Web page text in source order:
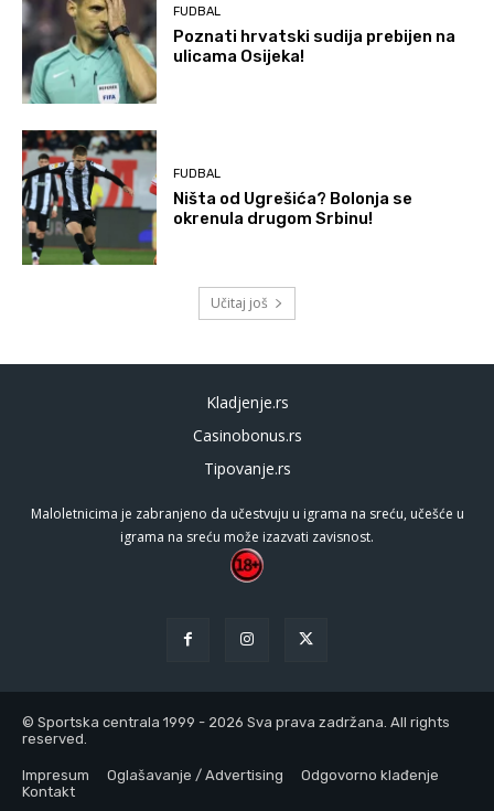
FUDBAL
Poznati hrvatski sudija prebijen na
ulicama Osijeka!
FUDBAL
Ništa od Ugrešića? Bolonja se
okrenula drugom Srbinu!
Učitaj još
Kladjenje.rs
Casinobonus.rs
Tipovanje.rs
Maloletnicima je zabranjeno da učestvuju u igrama na sreću, učešće u
igrama na sreću može izazvati zavisnost.
© Sportska centrala 1999 - 2026 Sva prava zadržana. All rights
reserved.
Impresum Oglašavanje / Advertising
Odgovorno klađenje
Kontakt